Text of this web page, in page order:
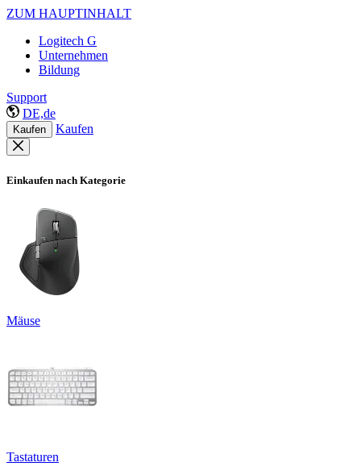
ZUM HAUPTINHALT
Logitech G
Unternehmen
Bildung
Support
DE,de
Kaufen Kaufen
Einkaufen nach Kategorie
Mäuse
Tastaturen